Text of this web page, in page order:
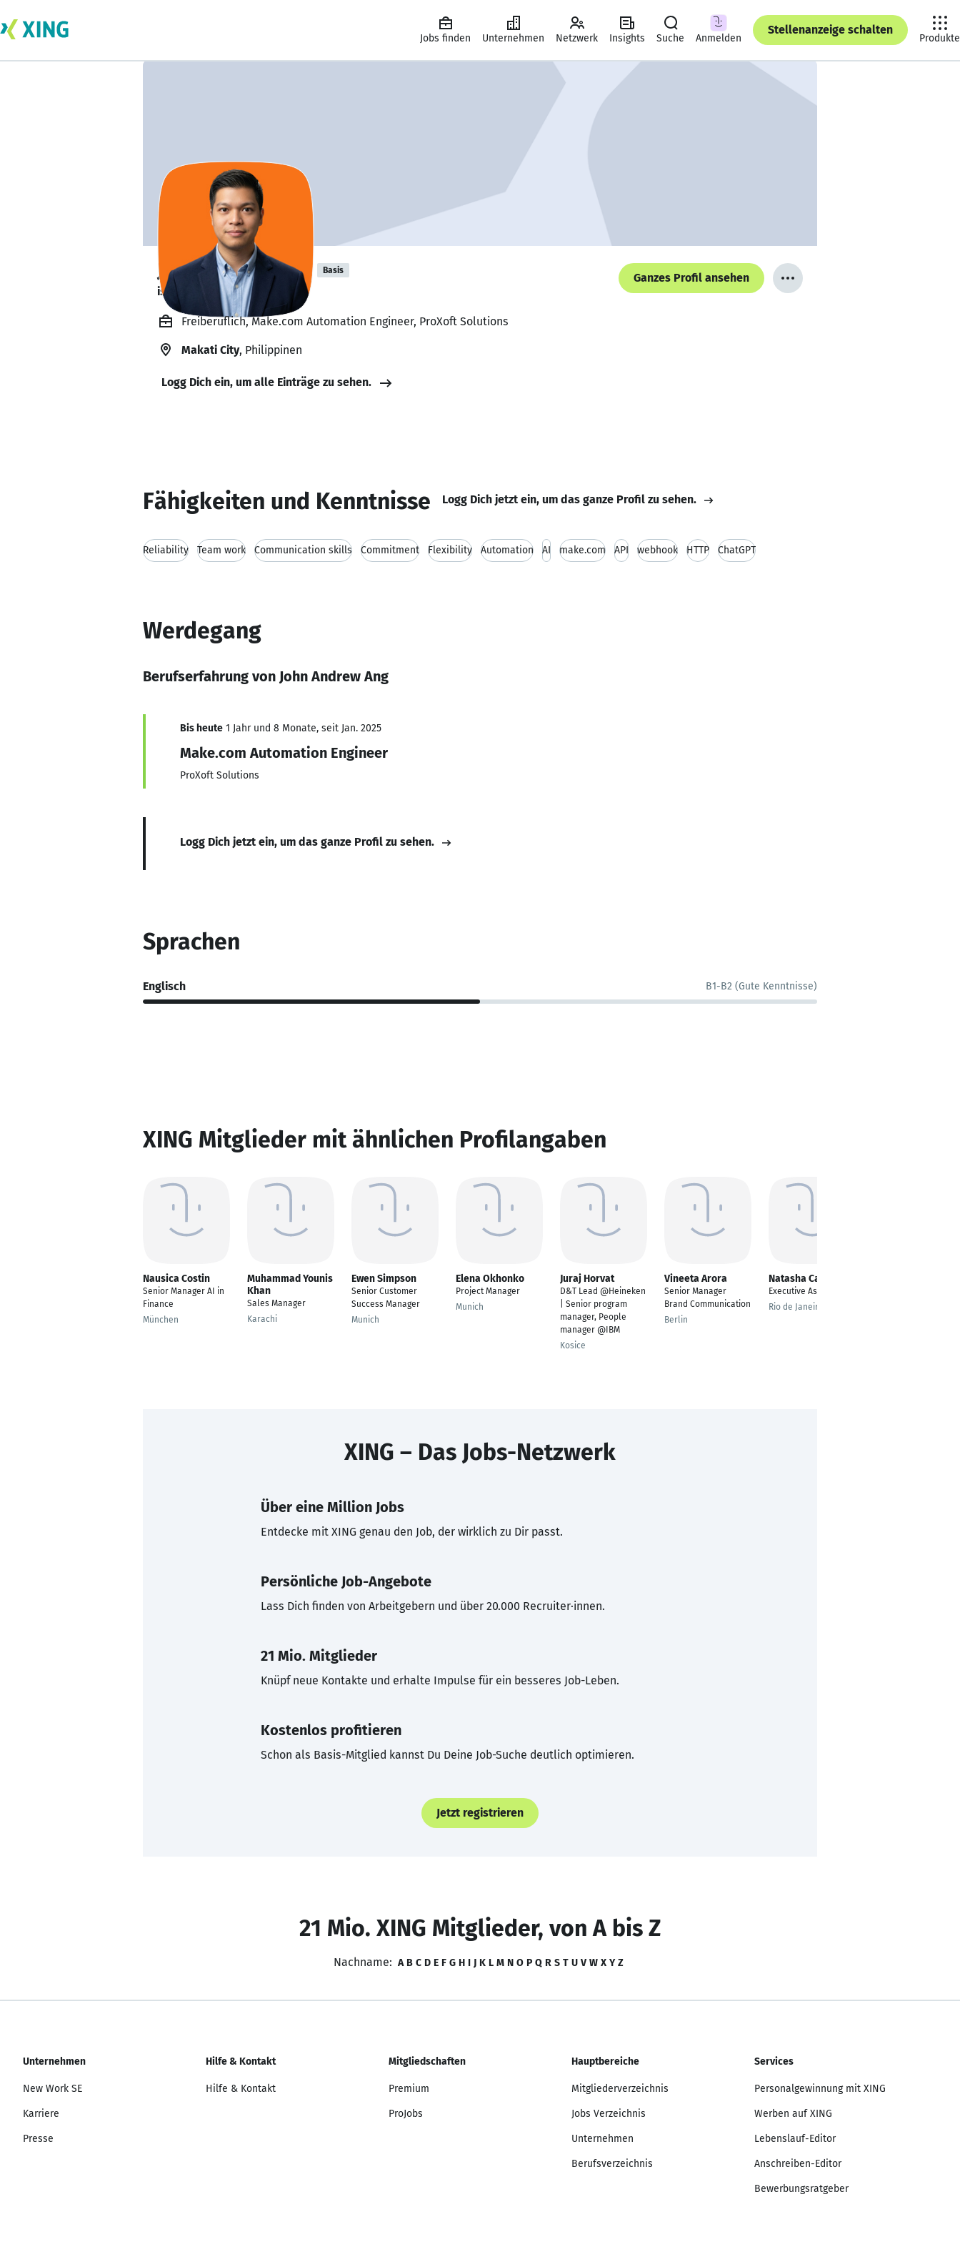
Jobs finden Unternehmen Netzwerk Insights Suche Anmelden
Stellenanzeige schalten
Produkte
John Andrew Ang Basis
is available. ✅
Ganzes Profil ansehen
Freiberuflich, Make.com Automation Engineer, ProXoft Solutions
Makati City, Philippinen
Logg Dich ein, um alle Einträge zu sehen.
Fähigkeiten und Kenntnisse Logg Dich jetzt ein, um das ganze Profil zu sehen.
Reliability Team work Communication skills Commitment Flexibility Automation AI make.com API webhook HTTP ChatGPT
Werdegang
Berufserfahrung von John Andrew Ang
Bis heute 1 Jahr und 8 Monate, seit Jan. 2025
Make.com Automation Engineer
ProXoft Solutions
Logg Dich jetzt ein, um das ganze Profil zu sehen.
Sprachen
Englisch B1-B2 (Gute Kenntnisse)
XING Mitglieder mit ähnlichen Profilangaben
Nausica Costin
Senior Manager AI in
Finance
München
Muhammad Younis
Khan
Sales Manager
Karachi
Ewen Simpson
Senior Customer
Success Manager
Munich
Elena Okhonko
Project Manager
Munich
Juraj Horvat
D&T Lead @Heineken
| Senior program
manager, People
manager @IBM
Kosice
Vineeta Arora
Senior Manager
Brand Communication
Berlin
Natasha Carlos
Executive Assistant
Rio de Janeiro
XING – Das Jobs-Netzwerk
Über eine Million Jobs
Entdecke mit XING genau den Job, der wirklich zu Dir passt.
Persönliche Job-Angebote
Lass Dich finden von Arbeitgebern und über 20.000 Recruiter·innen.
21 Mio. Mitglieder
Knüpf neue Kontakte und erhalte Impulse für ein besseres Job-Leben.
Kostenlos profitieren
Schon als Basis-Mitglied kannst Du Deine Job-Suche deutlich optimieren.
Jetzt registrieren
21 Mio. XING Mitglieder, von A bis Z
Nachname: A B C D E F G H I J K L M N O P Q R S T U V W X Y Z
Unternehmen
New Work SE
Karriere
Presse
Hilfe & Kontakt
Hilfe & Kontakt
Mitgliedschaften
Premium
ProJobs
Hauptbereiche
Mitgliederverzeichnis
Jobs Verzeichnis
Unternehmen
Berufsverzeichnis
Services
Personalgewinnung mit XING
Werben auf XING
Lebenslauf-Editor
Anschreiben-Editor
Bewerbungsratgeber